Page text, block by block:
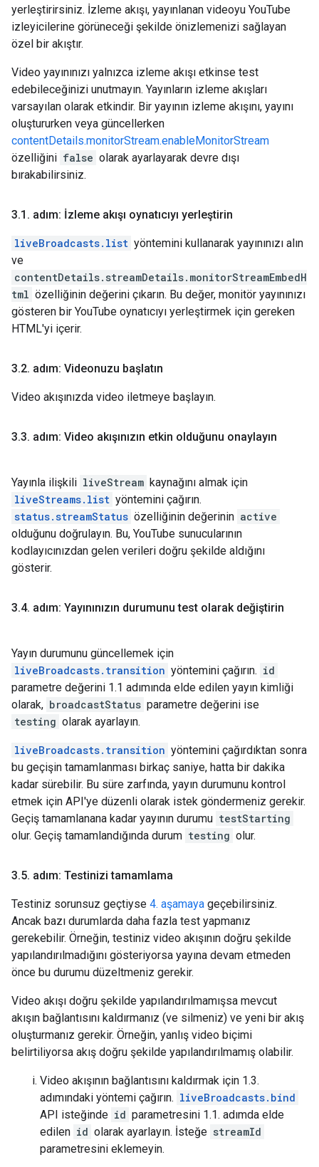
yerleştirirsiniz. İzleme akışı, yayınlanan videoyu YouTube
izleyicilerine görüneceği şekilde önizlemenizi sağlayan
özel bir akıştır.
Video yayınınızı yalnızca izleme akışı etkinse test
edebileceğinizi unutmayın. Yayınların izleme akışları
varsayılan olarak etkindir. Bir yayının izleme akışını, yayını
oluştururken veya güncellerken
contentDetails.monitorStream.enableMonitorStream
özelliğini false olarak ayarlayarak devre dışı
bırakabilirsiniz.
3.1 . adım: İzleme akışı oynatıcıyı yerleştirin
liveBroadcasts.list yöntemini kullanarak yayınınızı alın
ve
contentDetails.streamDetails.monitorStreamEmbedH
tml özelliğinin değerini çıkarın. Bu değer, monitör yayınınızı
gösteren bir YouTube oynatıcıyı yerleştirmek için gereken
HTML'yi içerir.
3.2. adım: Videonuzu başlatın
Video akışınızda video iletmeye başlayın.
3.3. adım: Video akışınızın etkin olduğunu onaylayın
Yayınla ilişkili liveStream kaynağını almak için
liveStreams.list yöntemini çağırın.
status.streamStatus özelliğinin değerinin active
olduğunu doğrulayın. Bu, YouTube sunucularının
kodlayıcınızdan gelen verileri doğru şekilde aldığını
gösterir.
3.4. adım: Yayınınızın durumunu test olarak değiştirin
Yayın durumunu güncellemek için
liveBroadcasts.transition yöntemini çağırın. id
parametre değerini 1.1 adımında elde edilen yayın kimliği
olarak, broadcastStatus parametre değerini ise
testing olarak ayarlayın.
liveBroadcasts.transition yöntemini çağırdıktan sonra
bu geçişin tamamlanması birkaç saniye, hatta bir dakika
kadar sürebilir. Bu süre zarfında, yayın durumunu kontrol
etmek için API'ye düzenli olarak istek göndermeniz gerekir.
Geçiş tamamlanana kadar yayının durumu testStarting
olur. Geçiş tamamlandığında durum testing olur.
3.5. adım: Testinizi tamamlama
Testiniz sorunsuz geçtiyse 4. aşamaya geçebilirsiniz.
Ancak bazı durumlarda daha fazla test yapmanız
gerekebilir. Örneğin, testiniz video akışının doğru şekilde
yapılandırılmadığını gösteriyorsa yayına devam etmeden
önce bu durumu düzeltmeniz gerekir.
Video akışı doğru şekilde yapılandırılmamışsa mevcut
akışın bağlantısını kaldırmanız (ve silmeniz) ve yeni bir akış
oluşturmanız gerekir. Örneğin, yanlış video biçimi
belirtiliyorsa akış doğru şekilde yapılandırılmamış olabilir.
Video akışının bağlantısını kaldırmak için 1.3.
adımındaki yöntemi çağırın. liveBroadcasts.bind
API isteğinde id parametresini 1.1. adımda elde
edilen id olarak ayarlayın. İsteğe streamId
parametresini eklemeyin.